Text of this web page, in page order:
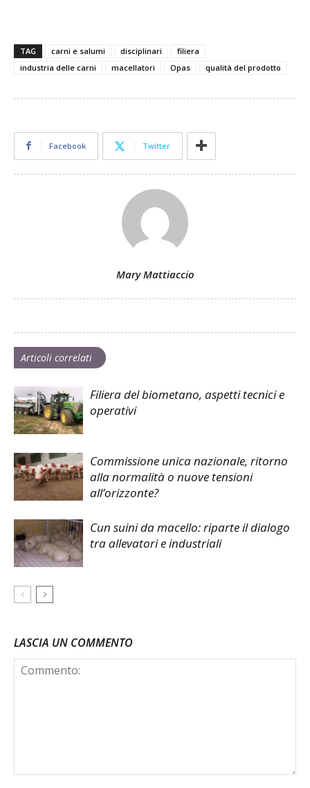
TAG carni e salumi disciplinari
filiera
industria delle carni
macellatori Opas qualità del prodotto
Facebook Twitter
Mary Mattiaccio
Articoli correlati
Filiera del biometano, aspetti tecnici e
operativi
Commissione unica nazionale, ritorno
alla normalità o nuove tensioni
all’orizzonte?
Cun suini da macello: riparte il dialogo
tra allevatori e industriali
LASCIA UN COMMENTO